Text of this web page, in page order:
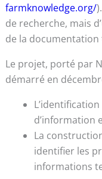
farmknowledge.org/
de recherche, mais
de la
Le projet, porté par
démarré en
d’information
La
identifier les
informations